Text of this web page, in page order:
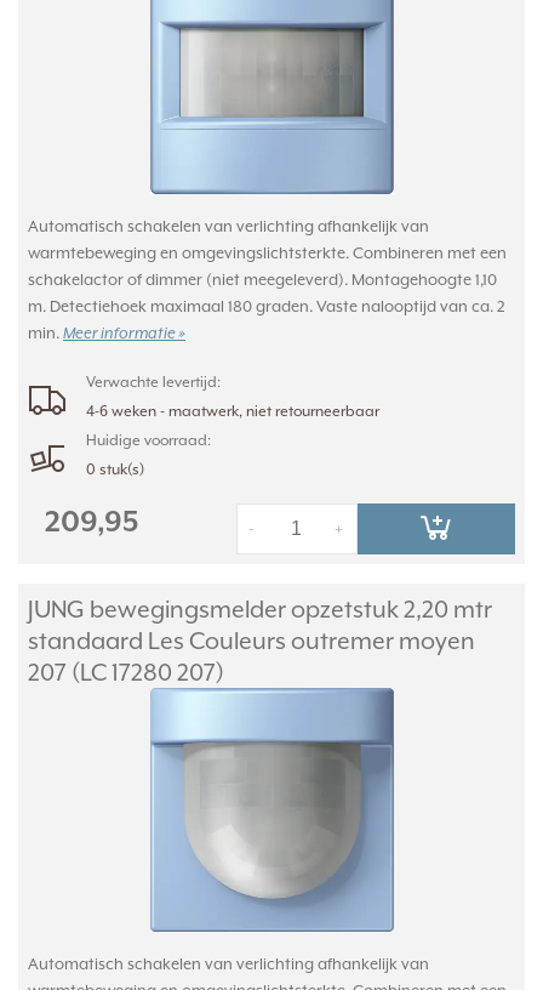
Automatisch schakelen van verlichting afhankelijk van
warmtebeweging en omgevingslichtsterkte. Combineren met een
schakelactor of dimmer (niet meegeleverd). Montagehoogte 1,10
m. Detectiehoek maximaal 180 graden. Vaste nalooptijd van ca. 2
min. Meer informatie »
Verwachte levertijd:
4-6 weken - maatwerk, niet retourneerbaar
Huidige voorraad:
0 stuk(s)
209,95 +
-
JUNG bewegingsmelder opzetstuk 2,20 mtr
standaard Les Couleurs outremer moyen
207 (LC 17280 207)
Automatisch schakelen van verlichting afhankelijk van